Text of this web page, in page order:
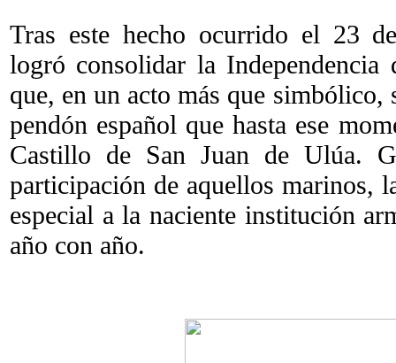
Tras este hecho ocurrido el 23
logró consolidar la Independencia
que, en un acto más que
pendón español que hasta ese
Castillo de San Juan de Ulúa.
participación de aquellos marinos,
especial a la naciente institución
año con año.